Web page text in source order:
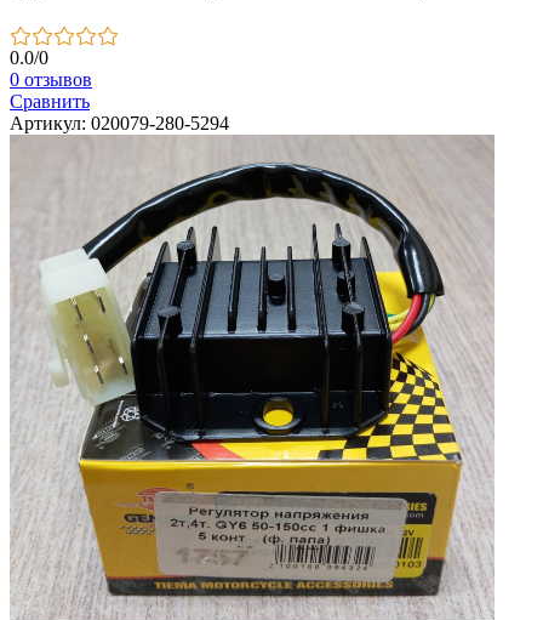
0.0/0
0 отзывов
Сравнить
Артикул: 020079-280-5294